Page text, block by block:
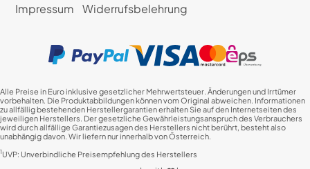
Impressum
Widerrufsbelehrung
Alle Preise in Euro inklusive gesetzlicher Mehrwertsteuer. Änderungen und Irrtümer
vorbehalten. Die Produktabbildungen können vom Original abweichen. Informationen
zu allfällig bestehenden Herstellergarantien erhalten Sie auf den Internetseiten des
jeweiligen Herstellers. Der gesetzliche Gewährleistungsanspruch des Verbrauchers
wird durch allfällige Garantiezusagen des Herstellers nicht berührt, besteht also
unabhängig davon. Wir liefern nur innerhalb von Österreich.
1UVP: Unverbindliche Preisempfehlung des Herstellers